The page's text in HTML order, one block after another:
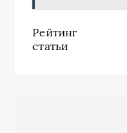
Рейтинг
статьи